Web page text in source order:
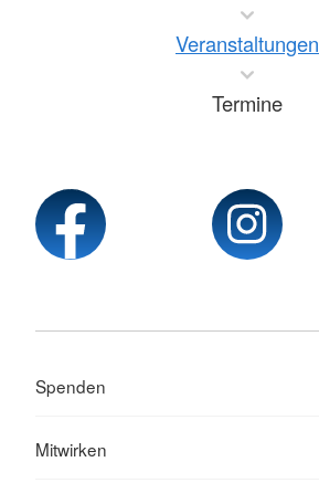
Veranstaltungen
Termine
Spenden
Mitwirken